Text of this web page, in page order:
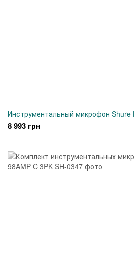
Инструментальный микрофон Shure
8 993 грн